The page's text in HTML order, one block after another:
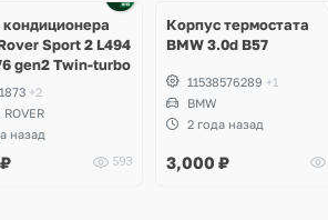
кондиционера
Sport 2 L494
gen2 Twin-turbo
+2
ROVER
назад
₽ 593
Корпус термостата
BMW 3.0d B57
11538576289 +1
BMW
2 года назад
3,000 ₽